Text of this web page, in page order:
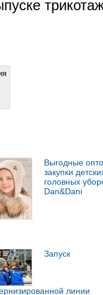
Выгодные
закупки
головных
Dan&Dani
Запуск
линии